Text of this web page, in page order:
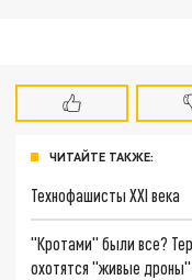
ЧИТАЙТЕ ТАКЖЕ:
Технофашисты XXI века
"Кротами" были все?
охотятся "живые дроны"